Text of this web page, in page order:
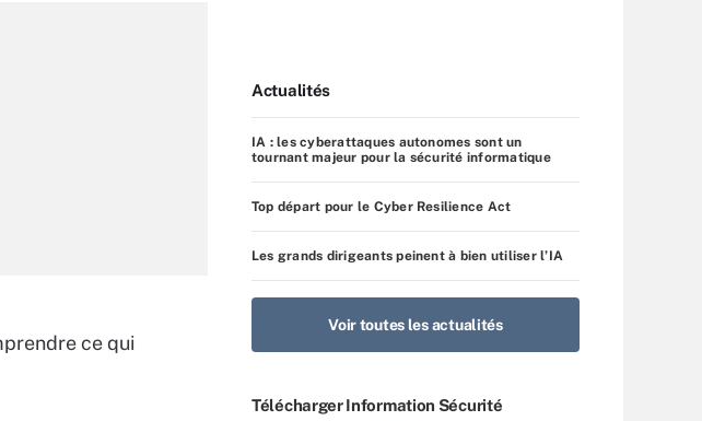
ce qui
Actualités
IA : les cyberattaques autonomes sont un
tournant majeur pour la sécurité informatique
Top départ pour le Cyber Resilience Act
Les grands dirigeants peinent à bien utiliser l’IA
Voir toutes les actualités
Télécharger Information Sécurité